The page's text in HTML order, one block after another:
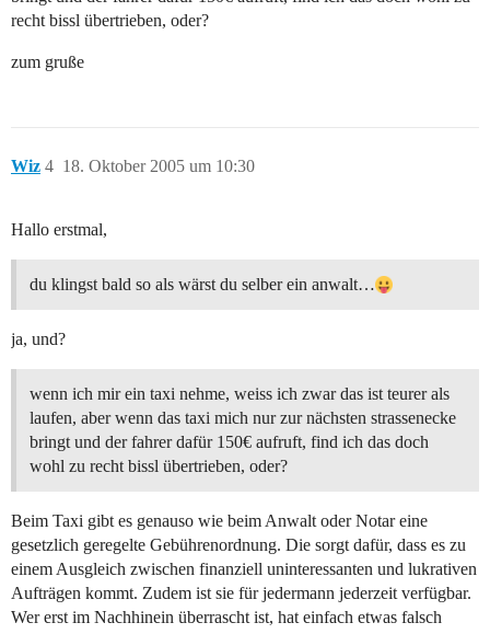
recht bissl übertrieben, oder?
zum gruße
Wiz 18. Oktober 2005 um 10:30
4
Hallo erstmal,
du klingst bald so als wärst du selber ein anwalt…
ja, und?
wenn ich mir ein taxi nehme, weiss ich zwar das ist teurer als
laufen, aber wenn das taxi mich nur zur nächsten strassenecke
bringt und der fahrer dafür 150€ aufruft, find ich das doch
wohl zu recht bissl übertrieben, oder?
Beim Taxi gibt es genauso wie beim Anwalt oder Notar eine
gesetzlich geregelte Gebührenordnung. Die sorgt dafür, dass es zu
einem Ausgleich zwischen finanziell uninteressanten und lukrativen
Aufträgen kommt. Zudem ist sie für jedermann jederzeit verfügbar.
Wer erst im Nachhinein überrascht ist, hat einfach etwas falsch